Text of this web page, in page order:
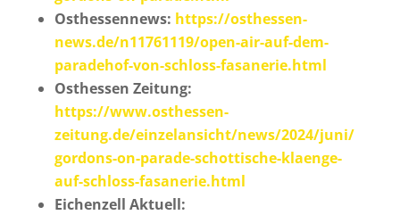
Osthessennews: https://osthessen-
news.de/n11761119/open-air-auf-dem-
paradehof-von-schloss-fasanerie.html
Osthessen Zeitung:
https://www.osthessen-
zeitung.de/einzelansicht/news/2024/juni/
gordons-on-parade-schottische-klaenge-
auf-schloss-fasanerie.html
Eichenzell Aktuell: